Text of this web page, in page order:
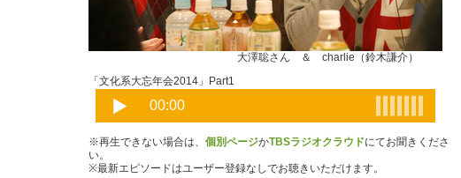
大澤聡さん ＆ charlie（鈴木謙介）
「文化系大忘年会2014」Part1
※再生できない場合は、 個別ページかTBSラジオクラウドにてお聞きくださ
い。
※最新エピソードはユーザー登録なしでお聴きいただけます。